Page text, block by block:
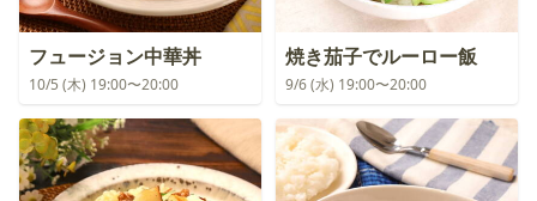
フュージョン中華丼
10/5 (木) 19:00〜20:00
焼き茄子でルーロー飯
9/6 (水) 19:00〜20:00